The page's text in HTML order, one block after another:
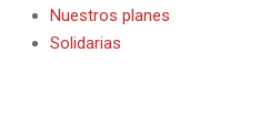
Nuestros planes
Solidarias